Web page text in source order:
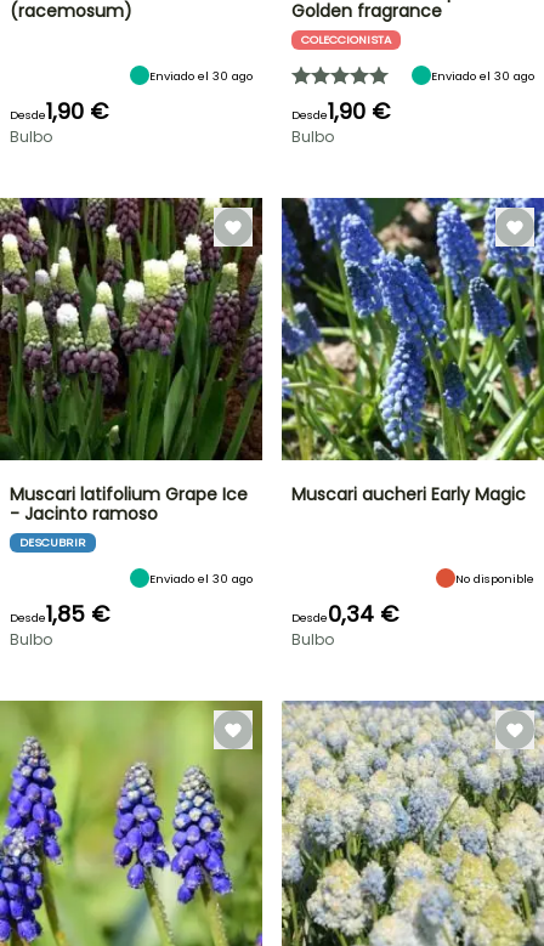
(racemosum)
Enviado el 30 ago
Desde1,90 €
Bulbo
Golden fragrance
COLECCIONISTA
Enviado el 30 ago
Desde1,90 €
Bulbo
Muscari latifolium Grape Ice
- Jacinto ramoso
DESCUBRIR
Enviado el 30 ago
Desde1,85 €
Bulbo
Muscari aucheri Early Magic
No disponible
Desde0,34 €
Bulbo